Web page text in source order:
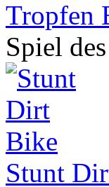
Tropfen
Spiel
Stunt